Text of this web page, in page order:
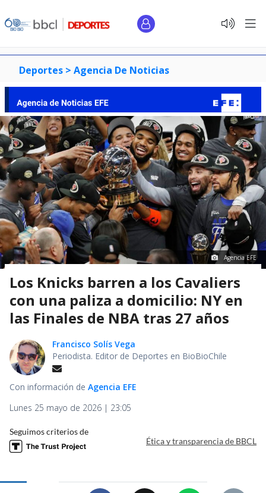
Deportes > Agencia De Noticias
Agencia EFE
Los Knicks barren a los Cavaliers
con una paliza a domicilio: NY en
las Finales de NBA tras 27 años
Francisco Solís Vega
Periodista. Editor de Deportes en BioBioChile
Con información de Agencia EFE
Lunes 25 mayo de 2026 | 23:05
Seguimos criterios de
Ética y transparencia de BBCL